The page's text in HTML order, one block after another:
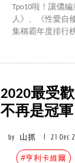
Tpo10啦！讓儂
人》、《性愛自
集稱霸年度排行
2020最受
不再是冠
by 山抓 21 Dec
#亨利卡維爾